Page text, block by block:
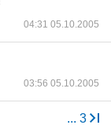
04:31 05.10.2005
03:56 05.10.2005
... 3